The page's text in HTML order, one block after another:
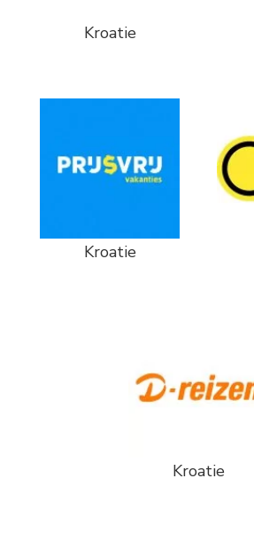
Kroatie
Kroatie
Kroatie